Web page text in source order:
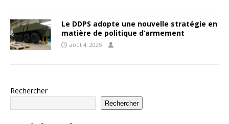
Le DDPS adopte une nouvelle stratégie en
matière de politique d’armement
août 4, 2025
Rechercher
Rechercher